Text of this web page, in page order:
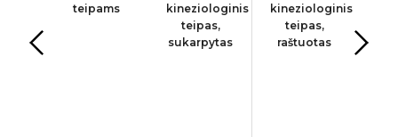
teipams
kineziologinis
teipas,
sukarpytas
kineziologinis
teipas,
raštuotas